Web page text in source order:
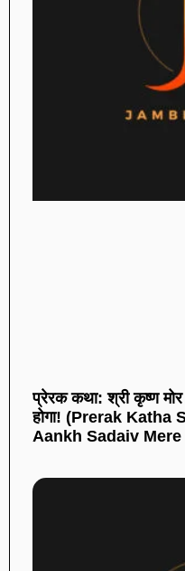
प्रेरक कथा: श्री कृष्ण
होगा! (Prerak
Aankh Sadaiv